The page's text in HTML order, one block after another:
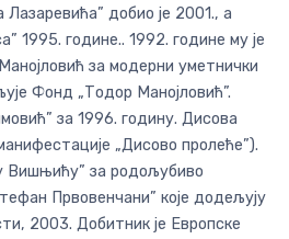
добио је 2001., а
1995. године.. 1992. године му је
за модерни уметнички
Фонд „Тодор Манојловић”.
за 1996. годину. Дисова
„Дисово пролеће”).
Вишњићу” за родољубиво
Првовенчани” које додељују
2003. Добитник је Европске